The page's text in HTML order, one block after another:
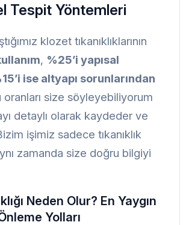
Tespit Yöntemleri
klozet tıkanıklıklarının
, %25’i yapısal
ise altyapı sorunlarından
oranları size söyleyebiliyorum
detaylı olarak kaydeder ve
işimiz sadece tıkanıklık
zamanda size doğru bilgiyi
Neden Olur? En Yaygın
Yolları